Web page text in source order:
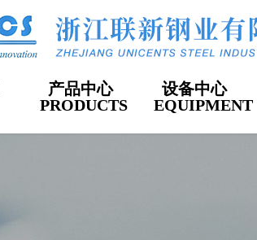
产品中心
PRODUCTS
设备中心
EQUIPMENT